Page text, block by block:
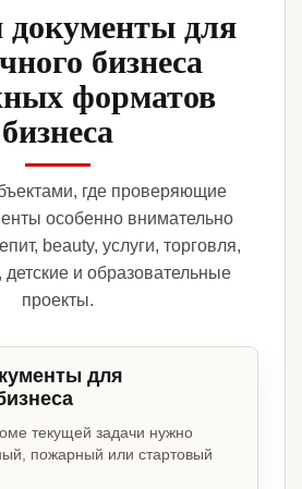
документы для
бизнеса
форматов
бизнеса
где проверяющие
особенно внимательно
beauty, услуги, торговля,
детские и образовательные
проекты.
для
текущей задачи нужно
пожарный или стартовый